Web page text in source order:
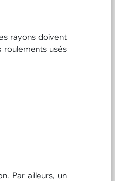
rayons doivent
roulements usés
Par ailleurs, un